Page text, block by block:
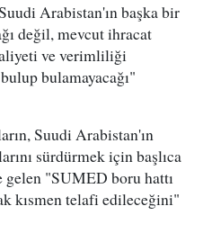
Arabistan'ın başka bir
değil, mevcut ihracat
ve verimliliği
bulamayacağı"
Suudi Arabistan'ın
sürdürmek için başlıca
"SUMED boru hattı
kısmen telafi edileceğini"